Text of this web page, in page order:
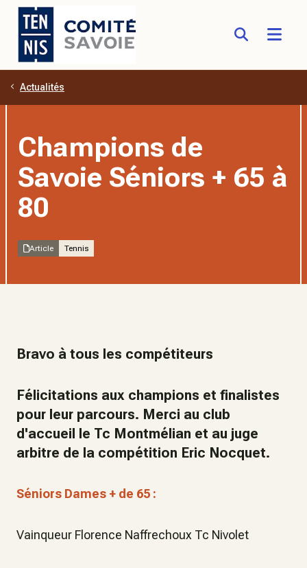
Aller au contenu principal
Actualités
Champions de
Savoie Séniors + 65 à
80
Article Tennis
Bravo à tous les compétiteurs
Félicitations aux champions et finalistes
pour leur parcours. Merci au club
d'accueil le Tc Montmélian et au juge
arbitre de la compétition Eric Nocquet.
Séniors Dames + de 65 :
Vainqueur Florence Naffrechoux Tc Nivolet